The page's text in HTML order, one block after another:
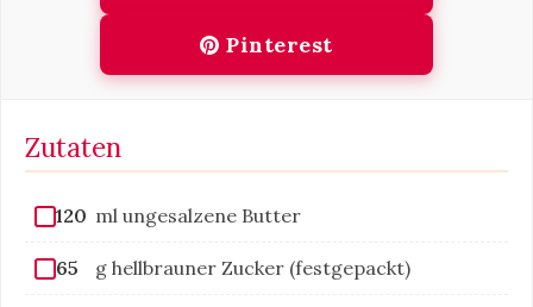
Pinterest
Zutaten
120 ml ungesalzene Butter
65 g hellbrauner Zucker (festgepackt)